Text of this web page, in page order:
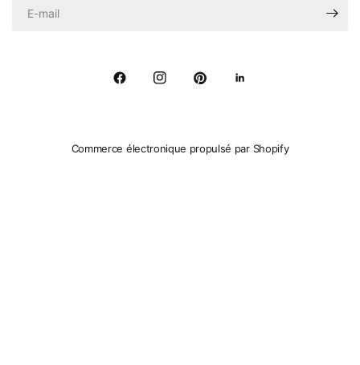
Commerce électronique propulsé par Shopify